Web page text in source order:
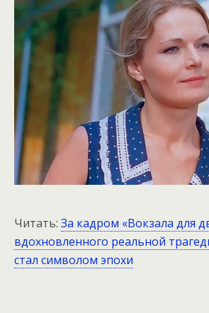
Читать: За кадром «Вокзала для
вдохновленного реальной
стал символом эпохи